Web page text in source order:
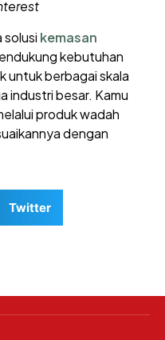
solusi kemasan
kebutuhan
untuk berbagai skala
industri besar. Kamu
produk wadah
dengan
Twitter